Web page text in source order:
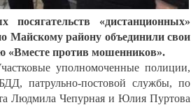
«дистанционных»
Майскому району объединили свои
«Вместе против мошенников».
уполномоченные полиции,
патрульно-постовой службы, по
Людмила Чепурная и Юлия Пуртова